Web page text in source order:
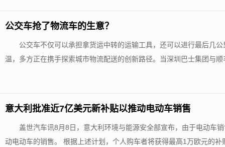
公交车抢了物流车的生意？
公交车不仅可以承担拿货运中转的运输工具，还可以进行最后几
温，多方正在携手探索城市物流配送的创新路径。当深圳巴士集团与
意大利批准近7亿美元新补贴以推动电动车销售
盖世汽车讯8月8日，意大利环境与能源安全部宣布，由于电动车
动电动车的销售。 根据上述计划，个人购车者将获得最高1万欧元的